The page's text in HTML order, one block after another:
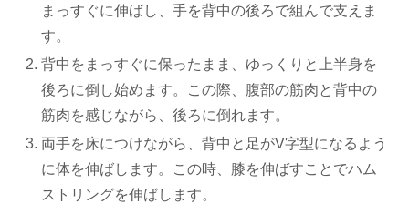
まっすぐに伸ばし、手を背中の後ろで組んで支えま
す。
背中をまっすぐに保ったまま、ゆっくりと上半身を
後ろに倒し始めます。この際、腹部の筋肉と背中の
筋肉を感じながら、後ろに倒れます。
両手を床につけながら、背中と足がV字型になるよう
に体を伸ばします。この時、膝を伸ばすことでハム
ストリングを伸ばします。